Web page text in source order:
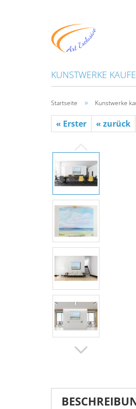
KUNSTWERKE
Startseite » Kunstwerke
« Erster « zurück